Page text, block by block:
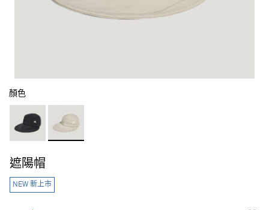
顏色
遮陽帽
NEW 新上市